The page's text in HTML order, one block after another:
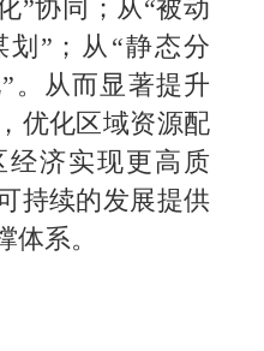
”协同；从“被动
”；从“静态分
。从而显著提升
优化区域资源配
济实现更高质
持续的发展提供
体系。